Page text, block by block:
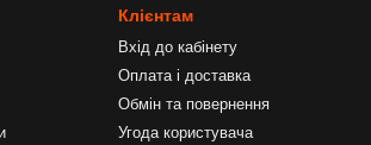
Клієнтам
Вхід до кабінету
Оплата і доставка
Обмін та повернення
Угода користувача